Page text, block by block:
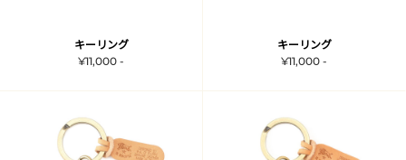
キーリング
¥11,000 -
キーリング
¥11,000 -